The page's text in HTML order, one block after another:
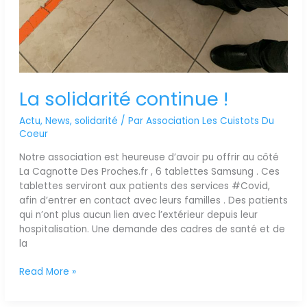
La solidarité continue !
Actu, News, solidarité / Par Association Les Cuistots Du
Coeur
Notre association est heureuse d’avoir pu offrir au côté
La Cagnotte Des Proches.fr , 6 tablettes Samsung . Ces
tablettes serviront aux patients des services #Covid,
afin d’entrer en contact avec leurs familles . Des patients
qui n’ont plus aucun lien avec l’extérieur depuis leur
hospitalisation. Une demande des cadres de santé et de
la
Read More »